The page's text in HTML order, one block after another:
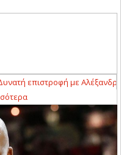
επιστροφή με Αλέξανδρο